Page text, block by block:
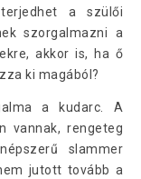
a szülői
szorgalmazni a
akkor is, ha ő
ki magából?
a kudarc. A
vannak, rengeteg
slammer
jutott tovább a